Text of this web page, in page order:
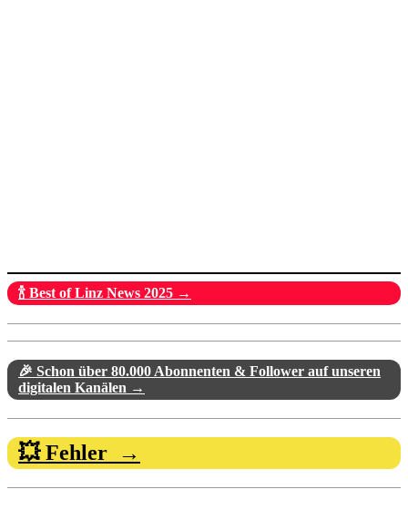
🍾 Best of Linz News 2025 →
🎉 Schon über 80.000 Abonnenten & Follower auf unseren
digitalen Kanälen →
💥 Fehler →